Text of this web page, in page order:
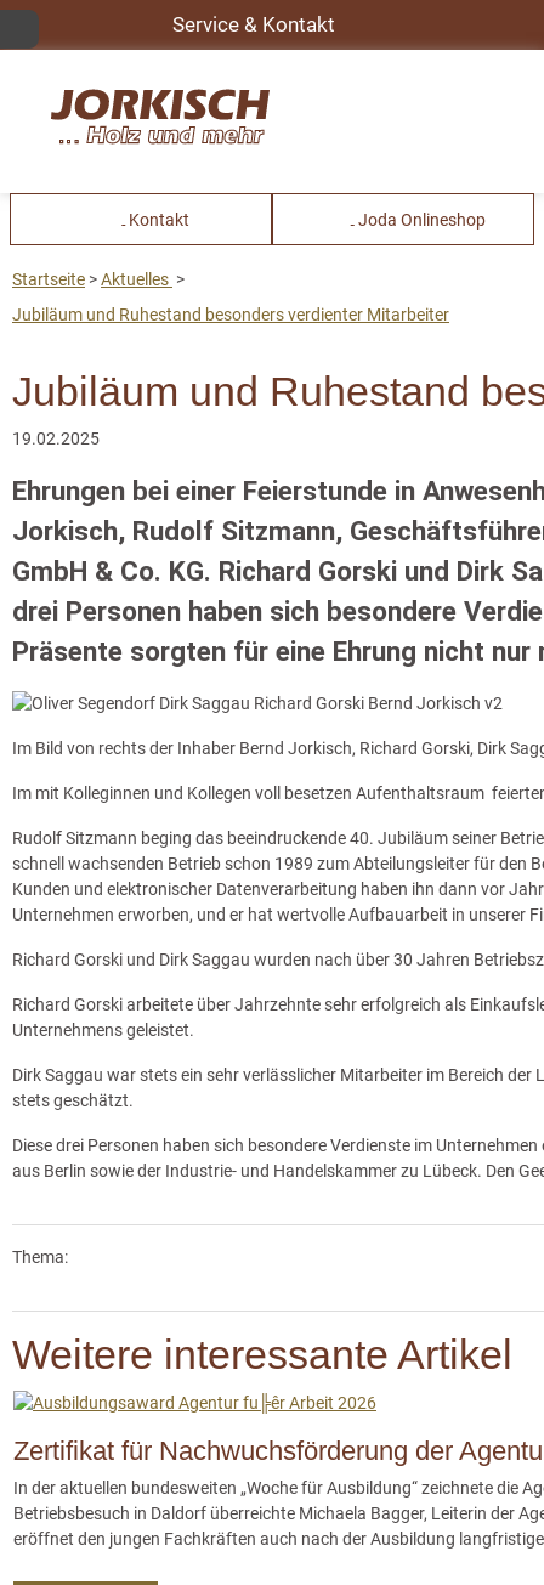
Service & Kontakt
Kontakt Joda Onlineshop
Startseite
Aktuelles
Jubiläum und Ruhestand besonders verdienter Mitarbeiter
Jubiläum und Ruhestand
19.02.2025
Ehrungen bei einer Feierstunde in
Jorkisch, Rudolf Sitzmann,
GmbH & Co. KG. Richard Gorski und Dirk
drei Personen haben sich besondere
Präsente sorgten für eine Ehrung nicht nur
Im Bild von rechts der Inhaber Bernd Jorkisch, Richard Gorski, Dirk
Im mit Kolleginnen und Kollegen voll besetzen Aufenthaltsraum
Rudolf Sitzmann beging das beeindruckende 40. Jubiläum seiner
schnell wachsenden Betrieb schon 1989 zum Abteilungsleiter für den
Kunden und elektronischer Datenverarbeitung haben ihn dann vor
Unternehmen erworben, und er hat wertvolle Aufbauarbeit in unserer
Richard Gorski und Dirk Saggau wurden nach über 30 Jahren
Richard Gorski arbeitete über Jahrzehnte sehr erfolgreich als
Unternehmens geleistet.
Dirk Saggau war stets ein sehr verlässlicher Mitarbeiter im Bereich
stets geschätzt.
Diese drei Personen haben sich besondere Verdienste im
aus Berlin sowie der Industrie- und Handelskammer zu Lübeck. Den
Thema:
Weitere interessante Artikel
Zertifikat für Nachwuchsförderung der
In der aktuellen bundesweiten „Woche für Ausbildung“ zeichnete die
Betriebsbesuch in Daldorf überreichte Michaela Bagger, Leiterin der
eröffnet den jungen Fachkräften auch nach der Ausbildung